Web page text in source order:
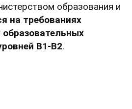
образования и
на требованиях
В1-В2.